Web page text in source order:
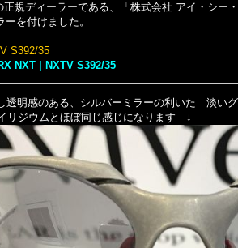
正規ディーラーである、「株式会社 アイ・シ
を付けました。
S392/35
NXT | NXTV S392/35
透明感のある、シルバーミラーの利いた 淡いグ
リジウムとほぼ同じ感じになります ↓